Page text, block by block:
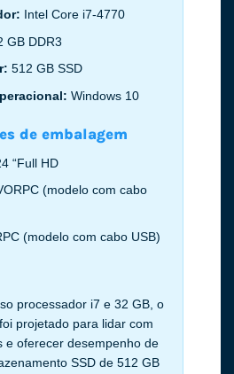
Intel Core i7-4770
GB DDR3
512 GB SSD
Windows 10
de embalagem
“Full HD
(modelo com cabo
(modelo com cabo USB)
processador i7 e 32 GB, o
projetado para lidar com
e oferecer desempenho de
SSD de 512 GB